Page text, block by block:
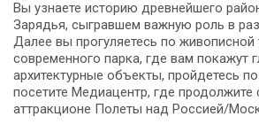
Вы узнаете историю древнейшего
Зарядья, сыгравшем важную роль в
Далее вы прогуляетесь по живописной
современного парка, где вам покажут
архитектурные объекты, пройдетесь
посетите Медиацентр, где продолжите
аттракционе Полеты над Россией/